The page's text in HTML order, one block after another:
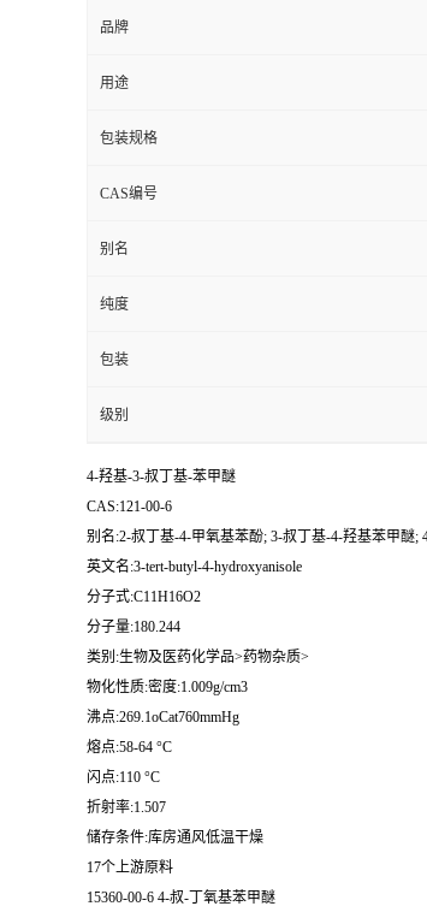
品牌
用途
包装规格
CAS编号
别名
纯度
包装
级别
4-羟基-3-叔丁基-苯甲醚
CAS:121-00-6
别名:2-叔丁基-4-甲氧基苯酚; 3-叔丁基-4-羟基苯甲醚;
英文名:3-tert-butyl-4-hydroxyanisole
分子式:C11H16O2
分子量:180.244
类别:生物及医药化学品>药物杂质>
物化性质:密度:1.009g/cm3
沸点:269.1oCat760mmHg
熔点:58-64 °C
闪点:110 °C
折射率:1.507
储存条件:库房通风低温干燥
17个上游原料
15360-00-6 4-叔-丁氧基苯甲醚